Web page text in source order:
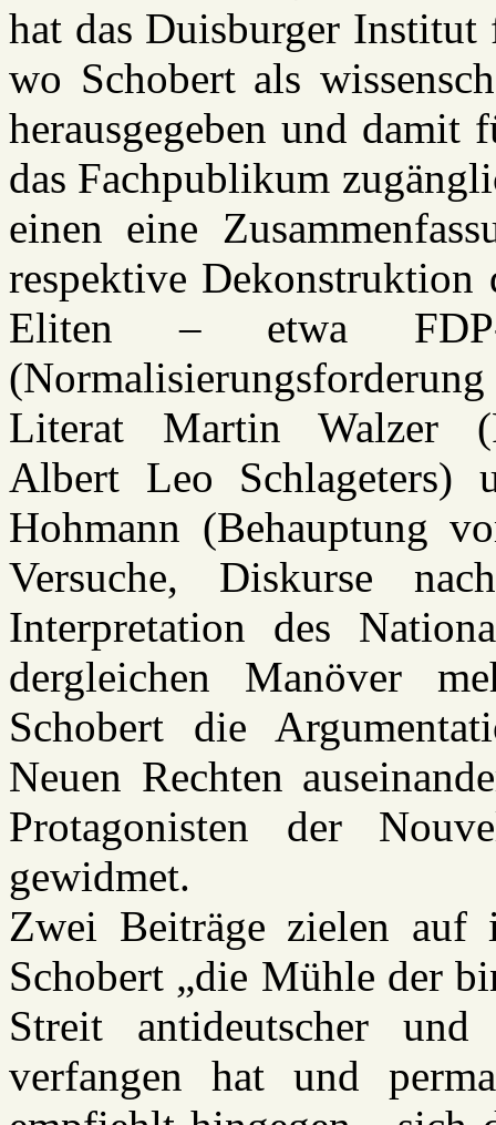
hat das Duisburger
wo Schobert als
herausgegeben und
das Fachpublikum
einen eine
respektive Dekonstruktion
Eliten – etwa
Literat Martin Walzer
Albert Leo
Hohmann (Behauptung
Versuche, Diskurse
Interpretation des
dergleichen Manöver
Schobert die
Neuen Rechten
Protagonisten der
gewidmet.
Zwei Beiträge zielen auf
Schobert „die Mühle der
Streit antideutscher und
verfangen hat und